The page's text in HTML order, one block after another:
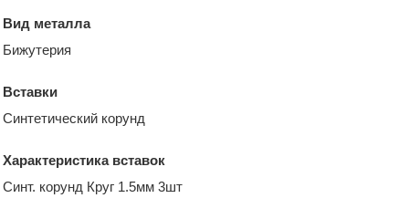
Вид металла
Бижутерия
Вставки
Синтетический корунд
Характеристика вставок
Синт. корунд Круг 1.5мм 3шт